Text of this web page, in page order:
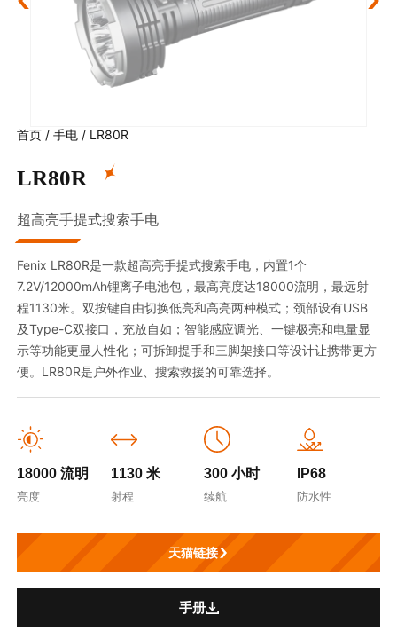
首页 /手电 / LR80R
LR80R
超高亮手提式搜索手电
Fenix LR80R是一款超高亮手提式搜索手电，内置1个
7.2V/12000mAh锂离子电池包，最高亮度达18000流明，最远射
程1130米。双按键自由切换低亮和高亮两种模式；颈部设有USB
及Type-C双接口，充放自如；智能感应调光、一键极亮和电量显
示等功能更显人性化；可拆卸提手和三脚架接口等设计让携带更方
便。LR80R是户外作业、搜索救援的可靠选择。
18000 流明
亮度
1130 米
射程
300 小时
续航
IP68
防水性
天猫链接
手册